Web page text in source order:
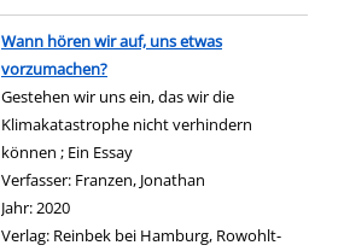
Zum Download
Wann hören wir auf, uns etwas
vorzumachen?
Gestehen wir uns ein, das wir die
Klimakatastrophe nicht verhindern
können ; Ein Essay
Verfasser: Franzen, Jonathan
Jahr:2020
Verlag: Reinbek bei Hamburg, Rowohlt-